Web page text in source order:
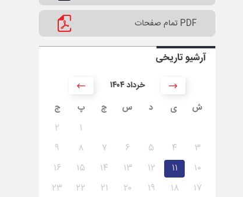
PDF تمام صفحات
آرشیو تاریخی
۱۴۰۴ خرداد
ش
ی د س چ پ ج
۱
۲
۳
۴ ۵ ۶ ۷ ۸
۹
۱۰
۱۱ ۱۲ ۱۳ ۱۴ ۱۵
۱۶
۱۷
۱۸ ۱۹ ۲۰ ۲۱ ۲۲
۲۳